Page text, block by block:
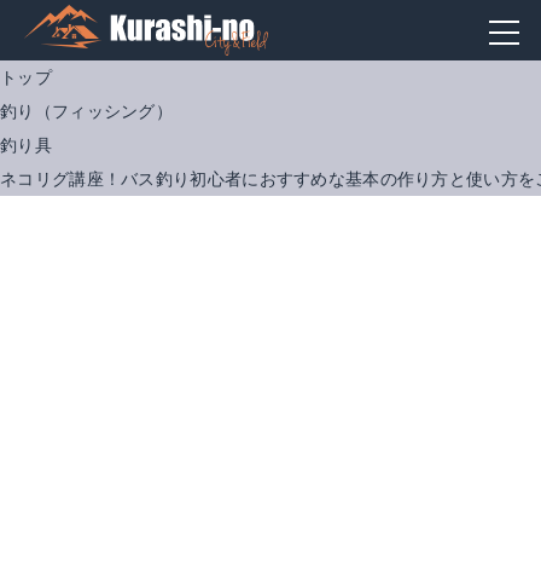
トップ
釣り（フィッシング）
釣り具
ネコリグ講座！バス釣り初心者におすすめな基本の作り方と使い方を